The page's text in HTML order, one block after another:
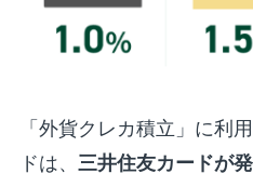
「外貨クレカ積立」に利
ドは、 三井住友カードが